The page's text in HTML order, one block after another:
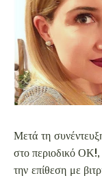
Μετά τη
στο περιοδικό
την επίθεση με